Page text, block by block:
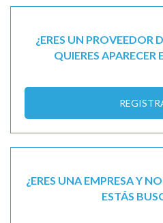
¿ERES UN PROVEEDOR
QUIERES APARECER
¿ERES UNA EMPRESA Y
ESTÁS